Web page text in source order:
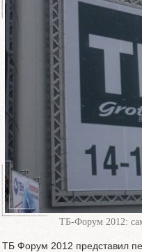
ТБ-Форум 2012:
ТБ Форум 2012 представил